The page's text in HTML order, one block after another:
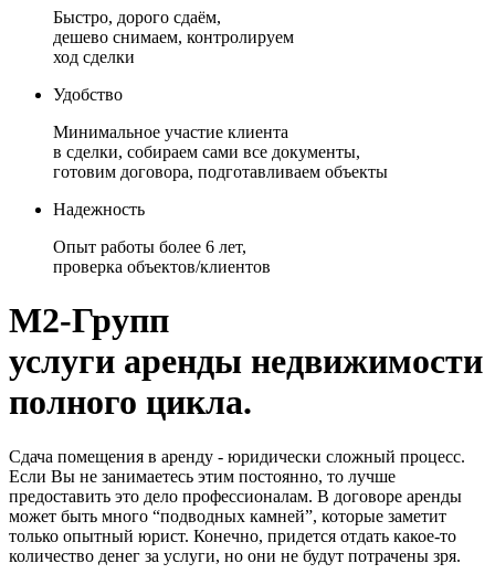
Быстро, дорого сдаём,
дешево снимаем, контролируем
ход сделки
Удобство
Минимальное участие клиента
в сделки, собираем сами все документы,
готовим договора, подготавливаем объекты
Надежность
Опыт работы более 6 лет,
проверка объектов/клиентов
М2-Групп
услуги аренды недвижимости
полного цикла.
Сдача помещения в аренду - юридически сложный процесс.
Если Вы не занимаетесь этим постоянно, то лучше
предоставить это дело профессионалам. В договоре аренды
может быть много “подводных камней”, которые заметит
только опытный юрист. Конечно, придется отдать какое-то
количество денег за услуги, но они не будут потрачены зря.